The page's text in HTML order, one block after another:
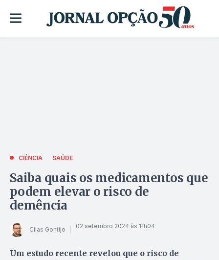
CIÊNCIA SAÚDE
Saiba quais os medicamentos que
podem elevar o risco de
demência
Cilas Gontijo 02 setembro 2024 às 11h04
Um estudo recente revelou que o risco de